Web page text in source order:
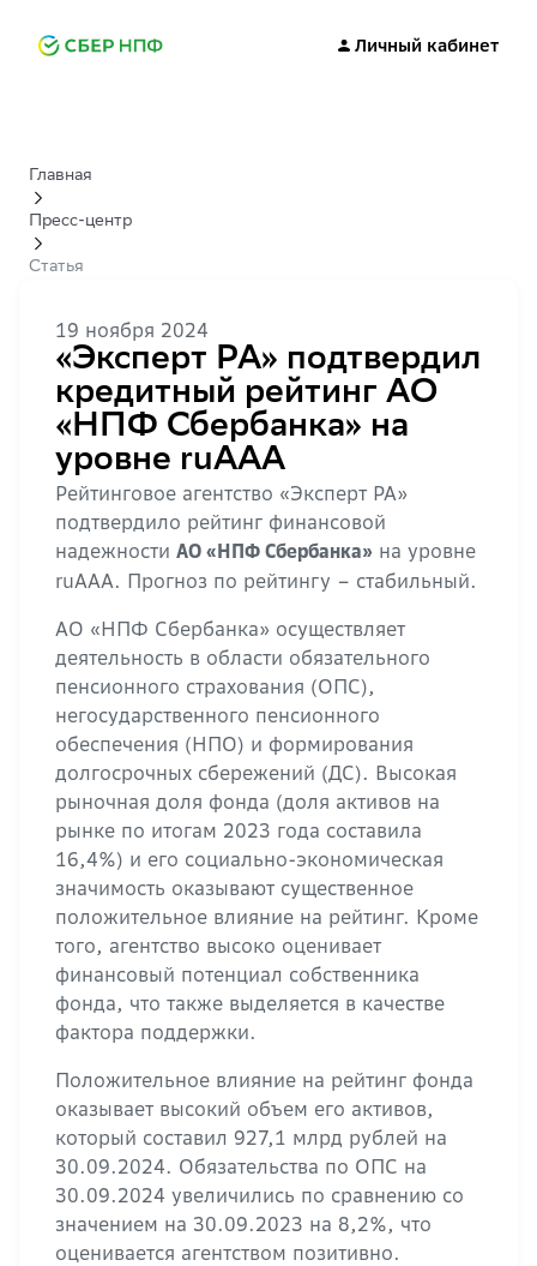
Личный кабинет
Главная
Пресс-центр
Статья
19 ноября 2024
«Эксперт РА» подтвердил
кредитный рейтинг АО
«НПФ Сбербанка» на
уровне ruAАA
Рейтинговое агентство «Эксперт РА»
подтвердило рейтинг финансовой
надежности АО «НПФ Сбербанка» на уровне
ruAАA. Прогноз по рейтингу – стабильный.
АО «НПФ Сбербанка» осуществляет
деятельность в области обязательного
пенсионного страхования (ОПС),
негосударственного пенсионного
обеспечения (НПО) и формирования
долгосрочных сбережений (ДС). Высокая
рыночная доля фонда (доля активов на
рынке по итогам 2023 года составила
16,4%) и его социально-экономическая
значимость оказывают существенное
положительное влияние на рейтинг. Кроме
того, агентство высоко оценивает
финансовый потенциал собственника
фонда, что также выделяется в качестве
фактора поддержки.
Положительное влияние на рейтинг фонда
оказывает высокий объем его активов,
который составил 927,1 млрд рублей на
30.09.2024. Обязательства по ОПС на
30.09.2024 увеличились по сравнению со
значением на 30.09.2023 на 8,2%, что
оценивается агентством позитивно.